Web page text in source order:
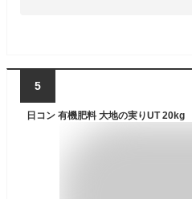
5
日コン 有機肥料 大地の実りUT 20kg